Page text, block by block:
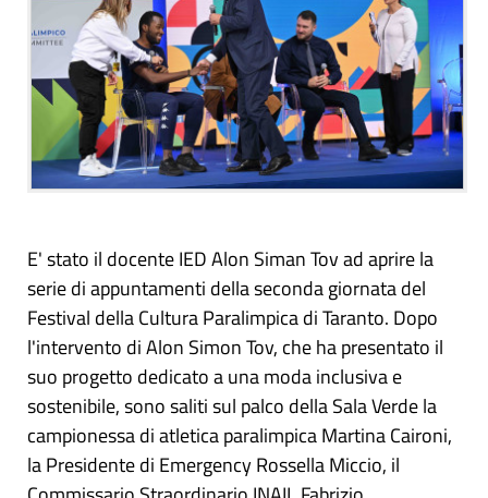
E' stato il docente IED Alon Siman Tov ad aprire la
serie di appuntamenti della seconda giornata del
Festival della Cultura Paralimpica di Taranto. Dopo
l'intervento di Alon Simon Tov, che ha presentato il
suo progetto dedicato a una moda inclusiva e
sostenibile, sono saliti sul palco della Sala Verde la
campionessa di atletica paralimpica Martina Caironi,
la Presidente di Emergency Rossella Miccio, il